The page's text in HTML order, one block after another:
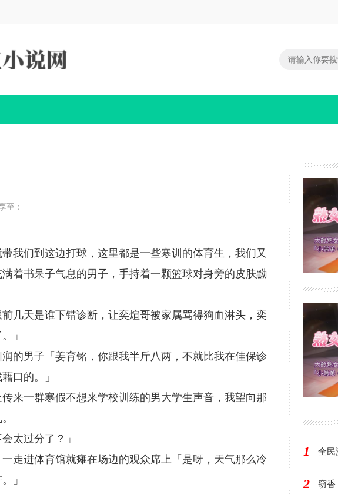
至：
我们到这边打球，这里都是一些寒训的体育生，我们又
着书呆子气息的男子，手持着一颗篮球对身旁的皮肤黝
几天是谁下错诊断，让奕煊哥被家属骂得狗血淋头，奕
」
的男子「姜育铭，你跟我半斤八两，不就比我在佳保诊
口的。」
来一群寒假不想来学校训练的男大学生声音，我望向那
太过分了？」
走进体育馆就瘫在场边的观众席上「是呀，天气那么冷
」
1 全民
2 窃香